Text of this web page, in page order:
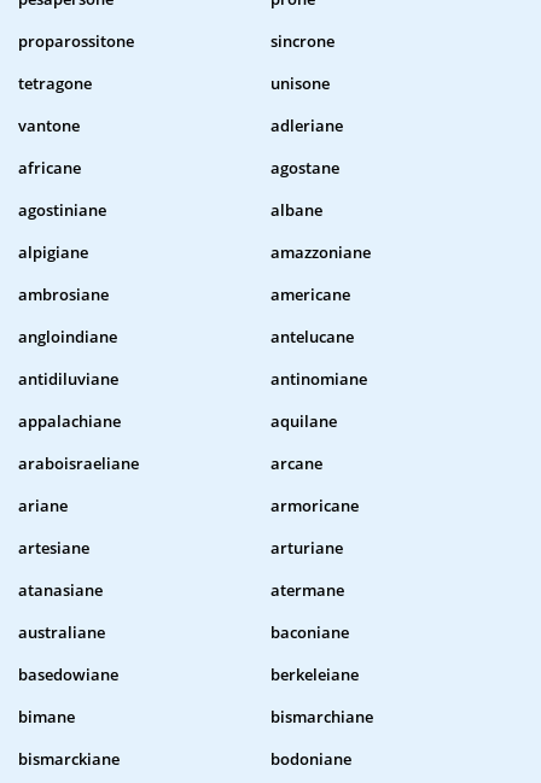
proparossitone
sincrone
tetragone
unisone
vantone
adleriane
africane
agostane
agostiniane
albane
alpigiane
amazzoniane
ambrosiane
americane
angloindiane
antelucane
antidiluviane
antinomiane
appalachiane
aquilane
araboisraeliane
arcane
ariane
armoricane
artesiane
arturiane
atanasiane
atermane
australiane
baconiane
basedowiane
berkeleiane
bimane
bismarchiane
bismarckiane
bodoniane